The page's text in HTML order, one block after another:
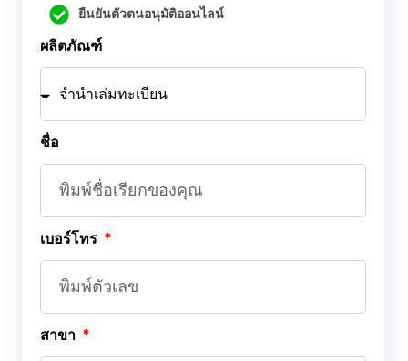
ยืนยันตัวตนอนุมัติออนไลน์
ผลิตภัณฑ์
ชื่อ
เบอร์โทร
สาขา